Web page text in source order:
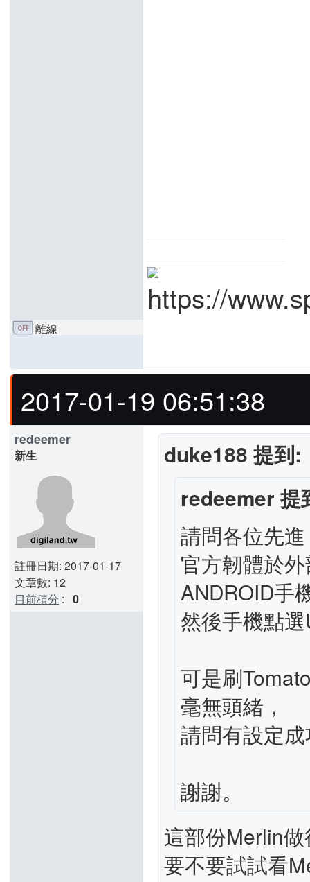
離線
2017-01-19 06:51:38
redeemer
新生
註冊日期: 2017-01-17
文章數: 12
目前積分 : 0
duke188 提到:
redeemer 提
請問各位先
官方韌體於
ANDROID手
然後手機點
可是刷
毫無頭緒，
請問有設定
謝謝。
這部份Merlin
要不要試試看